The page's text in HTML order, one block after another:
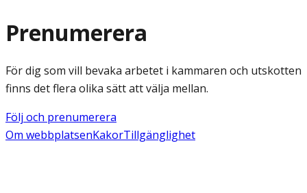
Prenumerera
För dig som vill bevaka arbetet i kammaren och utskotten
finns det flera olika sätt att välja mellan.
Följ och prenumerera
Om webbplatsenKakorTillgänglighet